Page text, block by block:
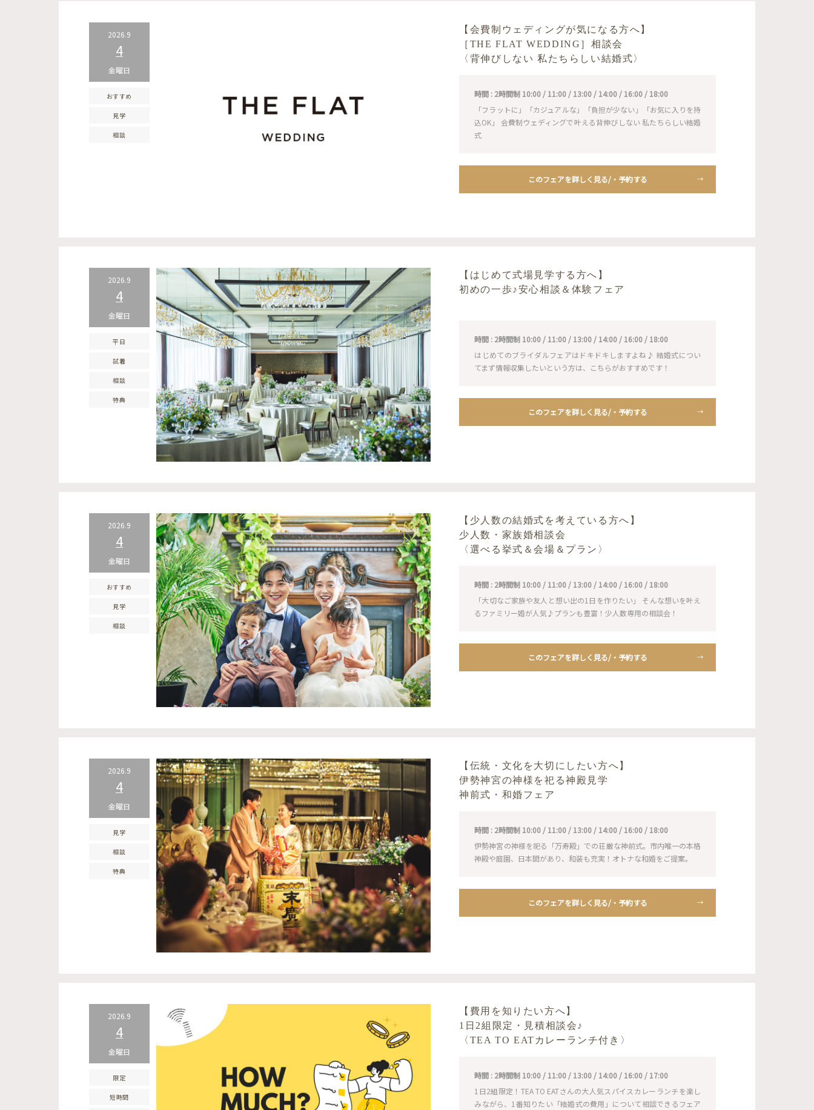
2026.9
4
金曜日
おすすめ
見学
相談
【会費制ウェディングが気になる方へ】
［THE FLAT WEDDING］相談会
〈背伸びしない 私たちらしい結婚式〉
時間 : 2時間制 10:00 / 11:00 / 13:00 / 14:00 / 16:00 / 18:00
「フラットに」「カジュアルな」「負担が少ない」「お気に入りを持
込OK」 会費制ウェディングで叶える背伸びしない 私たちらしい結婚
式
このフェアを詳しく見る/・予約する
2026.9
4
金曜日
平日
試着
相談
特典
【はじめて式場見学する方へ】
初めの一歩♪安心相談＆体験フェア
時間 : 2時間制 10:00 / 11:00 / 13:00 / 14:00 / 16:00 / 18:00
はじめてのブライダルフェアはドキドキしますよね♪ 結婚式につい
てまず情報収集したいという方は、こちらがおすすめです！
このフェアを詳しく見る/・予約する
2026.9
4
金曜日
おすすめ
見学
相談
【少人数の結婚式を考えている方へ】
少人数・家族婚相談会
〈選べる挙式＆会場＆プラン〉
時間 : 2時間制 10:00 / 11:00 / 13:00 / 14:00 / 16:00 / 18:00
「大切なご家族や友人と想い出の1日を作りたい」 そんな想いを叶え
るファミリー婚が人気♪プランも豊富！少人数専用の相談会！
このフェアを詳しく見る/・予約する
2026.9
4
金曜日
見学
相談
特典
【伝統・文化を大切にしたい方へ】
伊勢神宮の神様を祀る神殿見学
神前式・和婚フェア
時間 : 2時間制 10:00 / 11:00 / 13:00 / 14:00 / 16:00 / 18:00
伊勢神宮の神様を祀る「万寿殿」での荘厳な神前式。市内唯一の本格
神殿や庭園、日本間があり、和装も充実！オトナな和婚をご提案。
このフェアを詳しく見る/・予約する
2026.9
4
金曜日
限定
短時間
【費用を知りたい方へ】
1日2組限定・見積相談会♪
〈TEA TO EATカレーランチ付き〉
時間 : 2時間制 10:00 / 11:00 / 13:00 / 14:00 / 16:00 / 17:00
1日2組限定！TEA TO EATさんの大人気スパイスカレーランチを楽し
みながら、1番知りたい「結婚式の費用」について相談できるフェア